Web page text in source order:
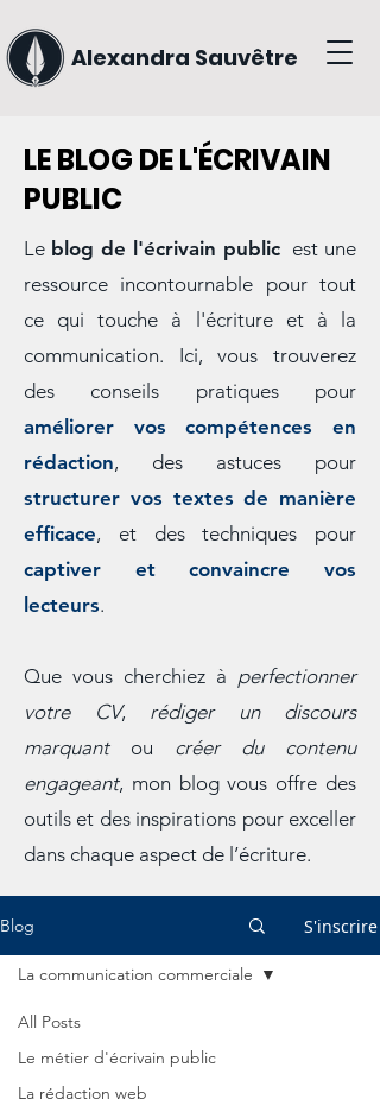
Alexandra Sauvêtre
LE BLOG DE L'ÉCRIVAIN
PUBLIC
Le blog de l'écrivain public est une
ressource incontournable pour tout
ce qui touche à l'écriture et à la
communication. Ici, vous trouverez
des conseils pratiques pour
améliorer vos compétences en
rédaction, des astuces pour
structurer vos textes de manière
efficace, et des techniques pour
captiver et convaincre vos
lecteurs.
Que vous cherchiez à perfectionner
votre CV, rédiger un discours
marquantou créer du contenu
engageant, mon blog vous offre des
outils et des inspirations pour exceller
dans chaque aspect de l’écriture.
Blog S'inscrire
All Posts
Le métier d'écrivain public
La rédaction web
La communication commerciale